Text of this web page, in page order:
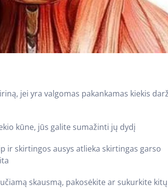
jei yra valgomas pakankamas kiekis
kūne, jūs galite sumažinti jų dydį
ir skirtingos ausys atlieka skirtingas garso
skausmą, pakosėkite ar sukurkite